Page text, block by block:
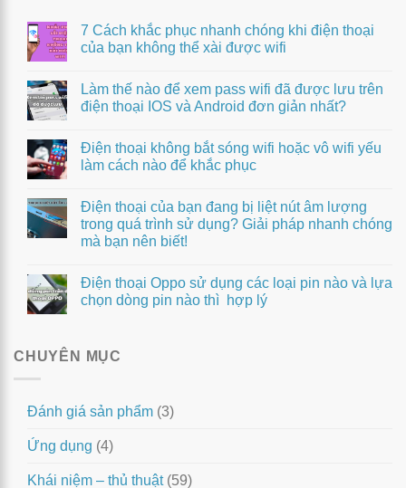
7 Cách khắc phục nhanh chóng khi điện thoại
của bạn không thể xài được wifi
Làm thế nào để xem pass wifi đã được lưu trên
điện thoại IOS và Android đơn giản nhất?
Điện thoại không bắt sóng wifi hoặc vô wifi yếu
làm cách nào để khắc phục
Điện thoại của bạn đang bị liệt nút âm lượng
trong quá trình sử dụng? Giải pháp nhanh chóng
mà bạn nên biết!
Điện thoại Oppo sử dụng các loại pin nào và lựa
chọn dòng pin nào thì hợp lý
CHUYÊN MỤC
Đánh giá sản phẩm (3)
Ứng dụng (4)
Khái niệm – thủ thuật(59)